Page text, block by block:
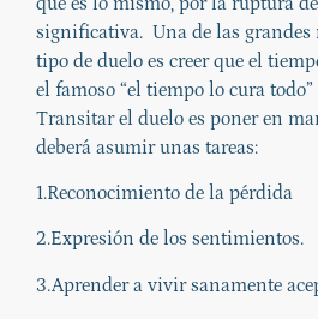
significativa. Una de las grandes
tipo de duelo es creer que el
el famoso “el tiempo lo cura todo”
Transitar el duelo es poner en
deberá asumir unas tareas:
1.Reconocimiento de la pérdida
2.Expresión de los sentimientos.
3.Aprender a vivir sanamente